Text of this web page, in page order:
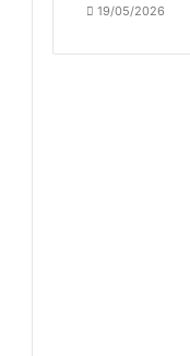
19/05/2026